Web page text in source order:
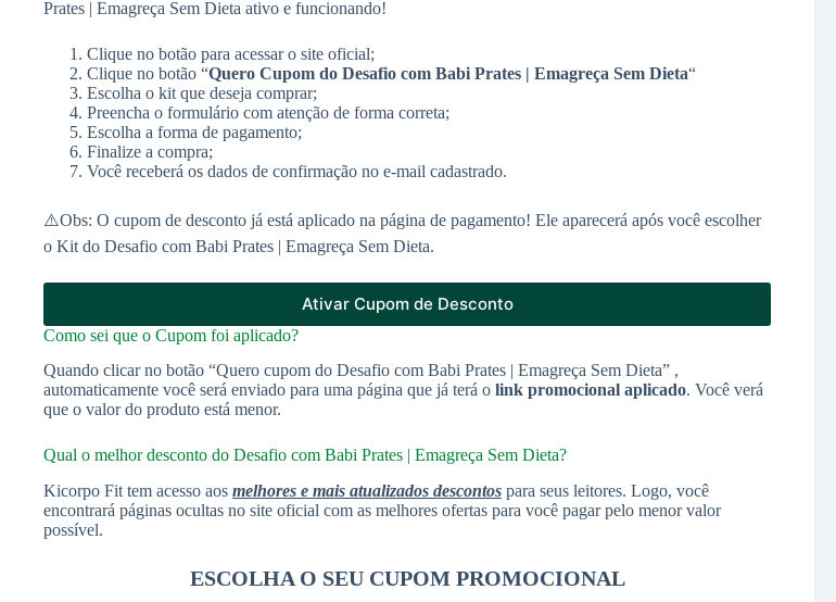
Prates | Emagreça Sem Dieta ativo e funcionando!
Clique no botão para acessar o site oficial;
Clique no botão “Quero Cupom do Desafio com Babi Prates | Emagreça Sem Dieta“
Escolha o kit que deseja comprar;
Preencha o formulário com atenção de forma correta;
Escolha a forma de pagamento;
Finalize a compra;
Você receberá os dados de confirmação no e-mail cadastrado.
⚠️Obs: O cupom de desconto já está aplicado na página de pagamento! Ele aparecerá após você escolher
o Kit do Desafio com Babi Prates | Emagreça Sem Dieta.
Ativar Cupom de Desconto
Como sei que o Cupom foi aplicado?
Quando clicar no botão “Quero cupom do Desafio com Babi Prates | Emagreça Sem Dieta” ,
automaticamente você será enviado para uma página que já terá o link promocional aplicado. Você verá
que o valor do produto está menor.
Qual o melhor desconto do Desafio com Babi Prates | Emagreça Sem Dieta?
Kicorpo Fit tem acesso aos melhores e mais atualizados descontos para seus leitores. Logo, você
encontrará páginas ocultas no site oficial com as melhores ofertas para você pagar pelo menor valor
possível.
ESCOLHA O SEU CUPOM PROMOCIONAL